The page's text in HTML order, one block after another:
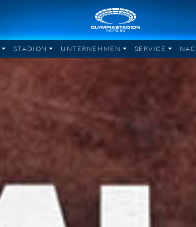
STADION UNTERNEHMEN SERVICE